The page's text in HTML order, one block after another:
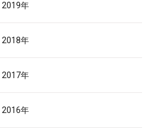
2019年
2018年
2017年
2016年